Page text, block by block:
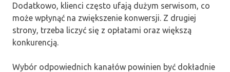
Dodatkowo, klienci często ufają dużym serwisom, co
może wpłynąć na zwiększenie konwersji. Z drugiej
strony, trzeba liczyć się z opłatami oraz większą
konkurencją.
Wybór odpowiednich kanałów powinien być dokładnie